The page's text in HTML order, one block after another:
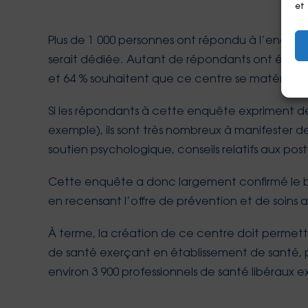
et
Plus de 1 000 personnes ont répondu à
serait dédiée. Autant de répondants ont
et 64 % souhaitent que ce centre se
Si les répondants à cette enquête expriment
exemple), ils sont très nombreux à manifester
soutien psychologique, conseils relatifs aux
Cette enquête a donc largement confirmé le
en recensant l’offre de prévention et de soins
À terme, la création de ce centre doit
de santé exerçant en établissement de santé,
environ 3 900 professionnels de santé libéraux